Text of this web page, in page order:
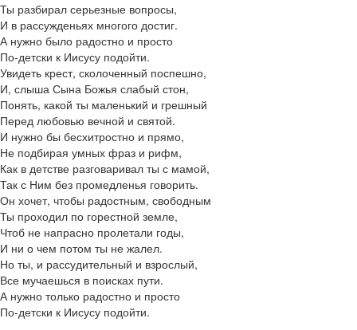
Ты разбирал серьезные вопросы,
И в рассужденьях многого достиг.
А нужно было радостно и просто
По-детски к Иисусу подойти.
Увидеть крест, сколоченный поспешно,
И, слыша Сына Божья слабый стон,
Понять, какой ты маленький и грешный
Перед любовью вечной и святой.
И нужно бы бесхитростно и прямо,
Не подбирая умных фраз и рифм,
Как в детстве разговаривал ты с мамой,
Так с Ним без промедленья говорить.
Он хочет, чтобы радостным, свободным
Ты проходил по горестной земле,
Чтоб не напрасно пролетали годы,
И ни о чем потом ты не жалел.
Но ты, и рассудительный и взрослый,
Все мучаешься в поисках пути.
А нужно только радостно и просто
По-детски к Иисусу подойти.